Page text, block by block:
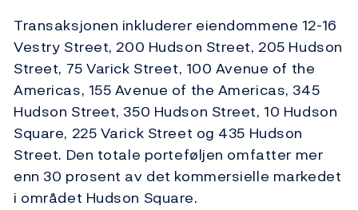
Transaksjonen inkluderer eiendommene 12-16
Vestry Street, 200 Hudson Street, 205 Hudson
Street, 75 Varick Street, 100 Avenue of the
Americas, 155 Avenue of the Americas, 345
Hudson Street, 350 Hudson Street, 10 Hudson
Square, 225 Varick Street og 435 Hudson
Street. Den totale porteføljen omfatter mer
enn 30 prosent av det kommersielle markedet
i området Hudson Square.